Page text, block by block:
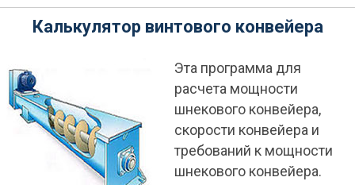
Калькулятор винтового конвейера
Эта программа для
расчета мощности
шнекового конвейера,
скорости конвейера и
требований к мощности
шнекового конвейера.